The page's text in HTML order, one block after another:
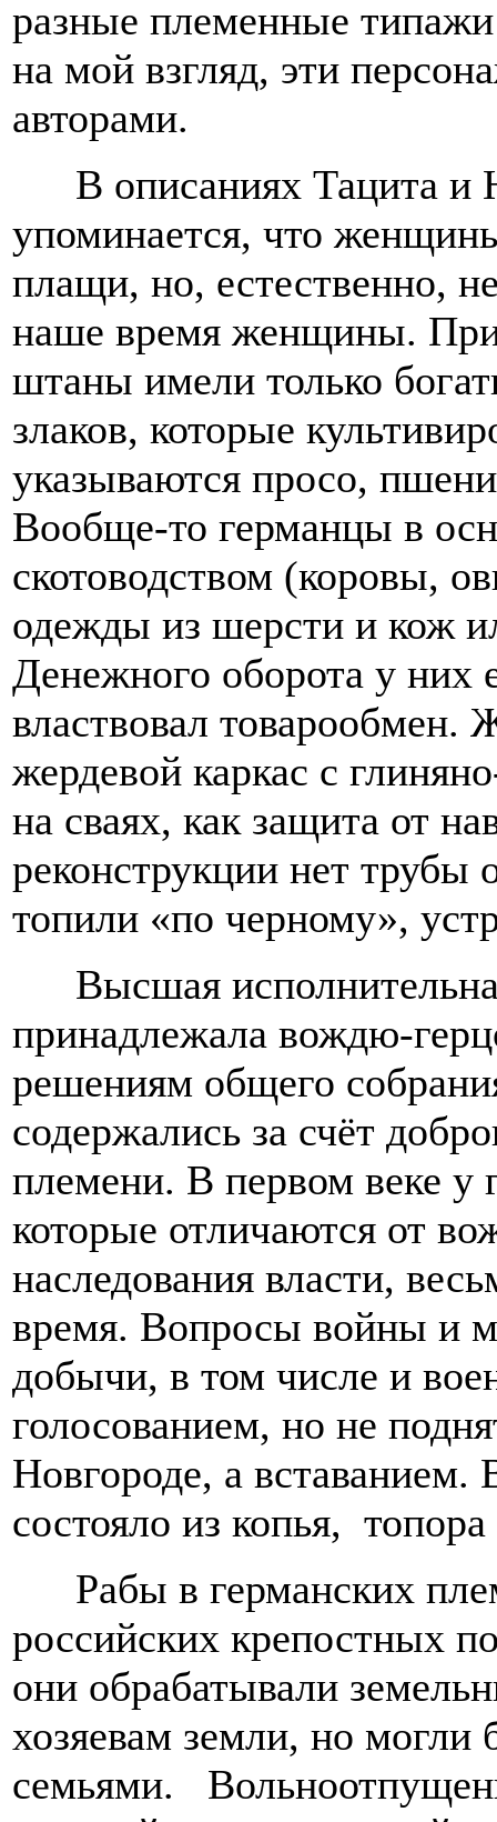
разные племенные
на мой взгляд, эти
авторами.
В описаниях Тацита и
упоминается, что
плащи, но, естественно,
наше время женщины.
штаны имели только
злаков, которые
указываются просо,
Вообще-то германцы в
скотоводством (коровы,
одежды из шерсти и кож
Денежного оборота у них
властвовал
жердевой каркас с
на сваях, как защита от
реконструкции нет
топили «по черному»,
Высшая
принадлежала вождю-
решениям общего
содержались за счёт
племени. В первом веке у
которые отличаются от
наследования власти,
время. Вопросы войны и
добычи, в том числе и
голосованием, но не
Новгороде, а вставанием.
состояло из копья,
Рабы в германских
российских крепостных
они обрабатывали
хозяевам земли, но могли
семьями.